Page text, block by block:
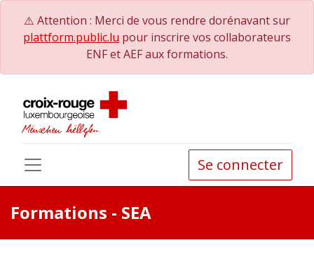
⚠️ Attention : Merci de vous rendre dorénavant sur
plattform.public.lu pour inscrire vos collaborateurs
ENF et AEF aux formations.
Se connecter
Formations - SEA